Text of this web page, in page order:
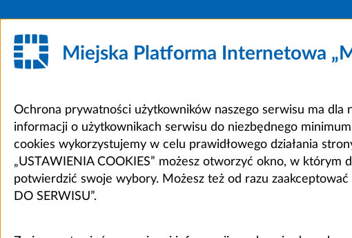
Miejska Platforma Internetowa
Ochrona prywatności użytkowników naszego serwisu ma dla
informacji o użytkownikach serwisu do niezbędnego
cookies wykorzystujemy w celu prawidłowego działania
„USTAWIENIA COOKIES” możesz otworzyć okno, w
potwierdzić swoje wybory. Możesz też od razu
DO SERWISU”.